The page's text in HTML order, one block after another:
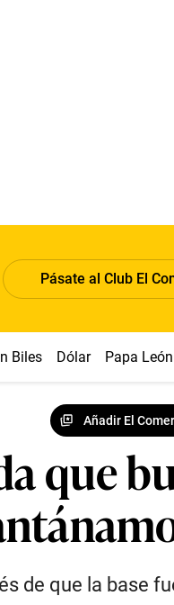
Pásate al Club El
Biles Dólar Papa
Añadir El
que
de que la base